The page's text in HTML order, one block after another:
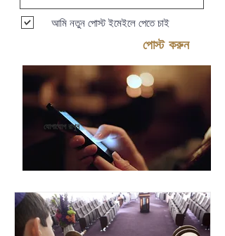
আমি নতুন পোস্ট ইমেইলে পেতে চাই
পোস্ট করুন
যোগাযোগ রাখুন